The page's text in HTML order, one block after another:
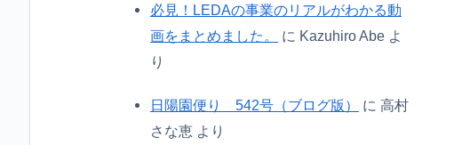
必見！LEDAの事業のリアルがわかる動
画をまとめました。
に Kazuhiro Abe よ
り
日陽園便り 542号（ブログ版） に 高村
さな恵 より